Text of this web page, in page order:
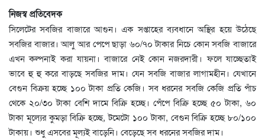
নিজস্ব প্রতিবেদক
সিলেটের সবজির বাজারে আগুন। এক সপ্তাহের ব্যবধানে অস্থির হয়ে উঠেছে
সবজির বাজার। আলু আর পেপে ছাড়া ৬০/৭০ টাকার নিচে কোন সবজি বাজারে
এখন কল্পনাই করা যায়না। বাজারে নেই কোন নজরদারী। ফলে যাচ্ছেতাই
ভাবে হু হু করে বাড়ছে সবজির দাম। যেন সবজি বাজার লাগামহীন। যেখানে
বেগুন বিক্রয় হচ্ছে ১০০ টাকা প্রতি কেজি। সব ধরনের সবজি কেজি প্রতি পাঁচ
থেকে ২০/৩০ টাকা বেশি দামে বিক্রি হচ্ছে। পেঁপে বিক্রি হচ্ছে ৫০ টাকা, ৬০
টাকা মূল্যের কুমড়া বিক্রি হচ্ছে, টমেটো ১০০ টাকা, বেগুন বিক্রি হচ্ছে ৮০/১০০
টাকায়। শুধু এসবের মূল্যই বাড়েনি। বেড়েছে সব ধরনের সবজির দাম।